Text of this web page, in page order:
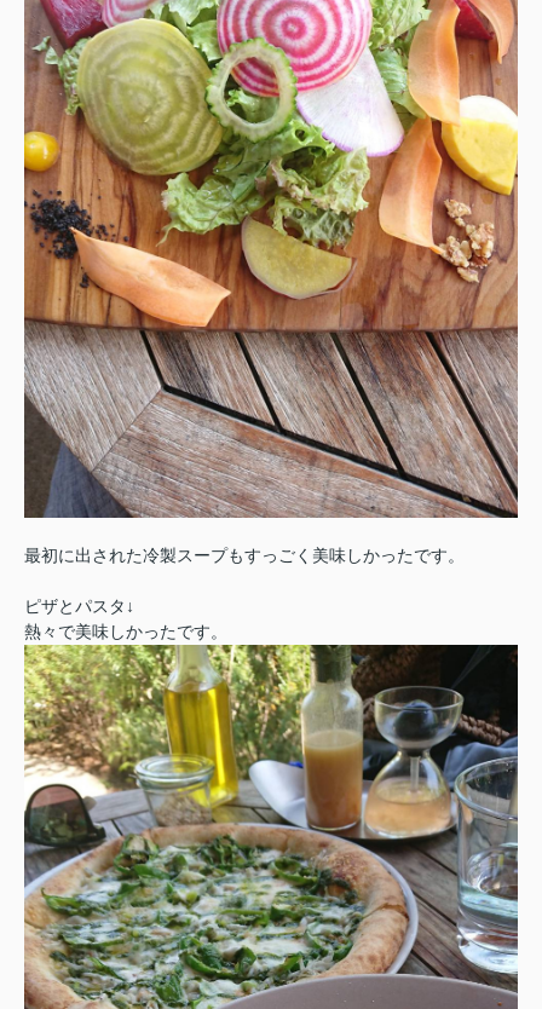
最初に出された冷製スープもすっごく美味しかったです。
ピザとパスタ↓
熱々で美味しかったです。